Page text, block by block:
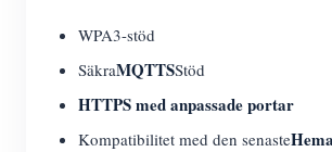
WPA3-stöd
SäkraMQTTSStöd
HTTPS med anpassade portar
Kompatibilitet med den senaste